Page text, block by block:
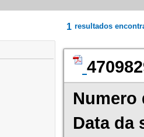
1 resultados
Numero
Data da